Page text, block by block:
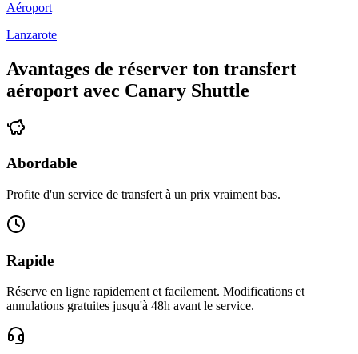
Aéroport
Lanzarote
Avantages de réserver ton transfert
aéroport avec Canary Shuttle
Abordable
Profite d'un service de transfert à un prix vraiment bas.
Rapide
Réserve en ligne rapidement et facilement. Modifications et
annulations gratuites jusqu'à 48h avant le service.